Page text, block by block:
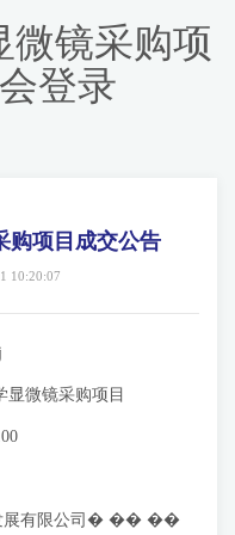
微镜采购项
登录
购项目成交公告
10:20:07
微镜采购项目
发展有限公司� �� ��